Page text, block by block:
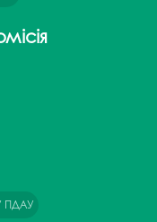
ПДАУ